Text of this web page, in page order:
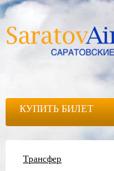
КУПИТЬ БИЛЕТ
Трансфер